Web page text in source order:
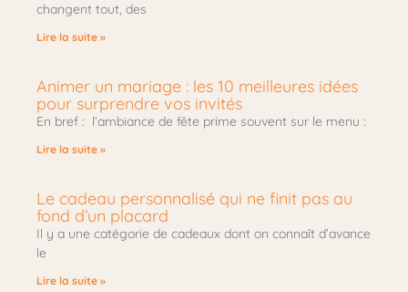
changent tout, des
Lire la suite »
Animer un mariage : les 10 meilleures idées
pour surprendre vos invités
En bref : l’ambiance de fête prime souvent sur le menu :
Lire la suite »
Le cadeau personnalisé qui ne finit pas au
fond d’un placard
Il y a une catégorie de cadeaux dont on connaît d’avance
le
Lire la suite »